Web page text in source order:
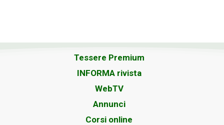
Tessere Premium
INFORMA rivista
WebTV
Annunci
Corsi online